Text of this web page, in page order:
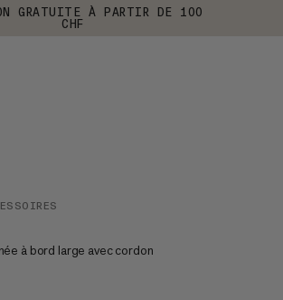
GRATUITE À PARTIR DE 100
CHF
à bord large avec cordon